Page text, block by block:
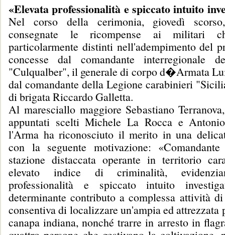
«Elevata professionalità e spiccato intuito
Nel corso della cerimonia, giovedì
consegnate le ricompense ai militari
particolarmente distinti nell'adempimento del
concesse dal comandante interregionale
"Culqualber", il generale di corpo d�Armata
dal comandante della Legione carabinieri
di brigata Riccardo Galletta.
Al maresciallo maggiore Sebastiano
appuntati scelti Michele La Rocca e
l'Arma ha riconosciuto il merito in una
con la seguente motivazione:
stazione distaccata operante in territorio
elevato indice di criminalità,
professionalità e spiccato intuito
determinante contributo a complessa attività
consentiva di localizzare un'ampia ed attrezzata
canapa indiana, nonché trarre in arresto in